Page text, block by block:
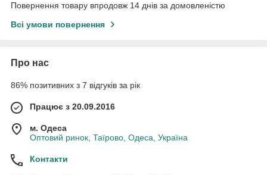
Повернення товару впродовж 14 днів за домовленістю
Всі умови повернення
Про нас
86% позитивних з 7 відгуків за рік
Працює з 20.09.2016
м. Одеса
Оптовий ринок, Таїрово, Одеса, Україна
Контакти